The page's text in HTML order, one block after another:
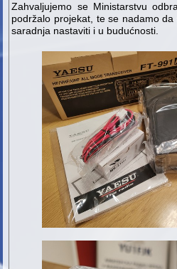
Zahvaljujemo se Ministarstvu
podržalo projekat, te se nadamo
saradnja nastaviti i u budućnosti.